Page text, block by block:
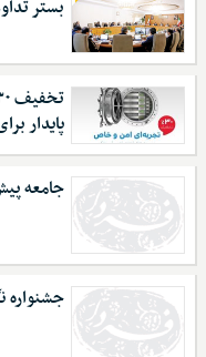
بستر
پایدار
جامعه
جشنواره